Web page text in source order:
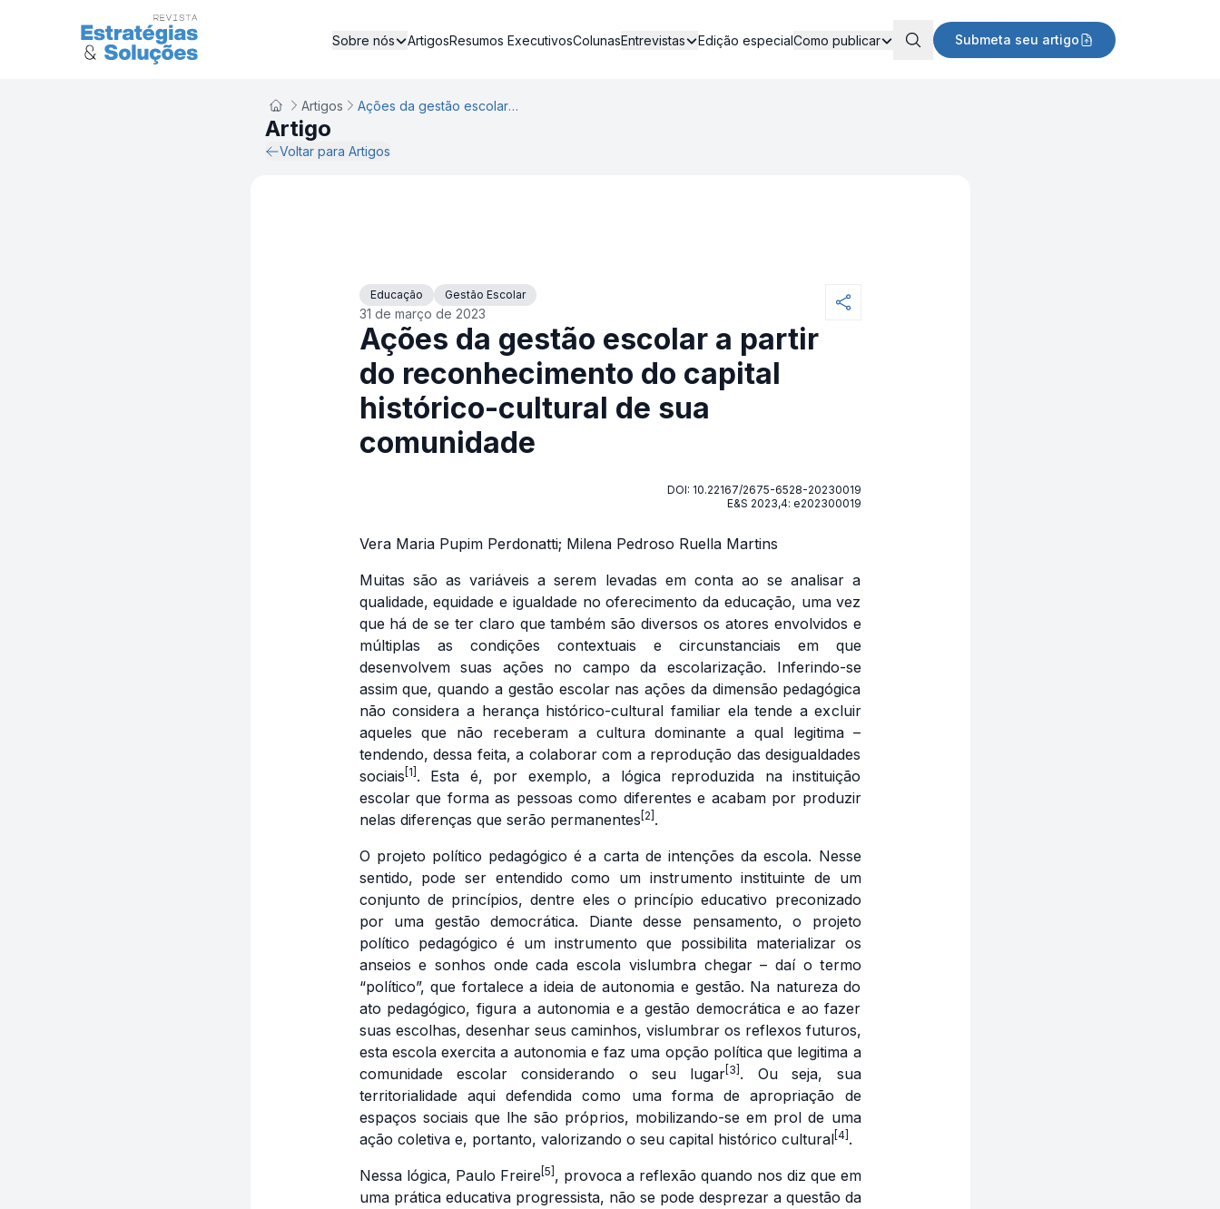
Sobre nós ArtigosResumos ExecutivosColunasEntrevistas Edição especialComo publicar Submeta seu artigo
Artigos Ações da gestão escolar a partir do reconhecimento do capital histórico-cultural de sua comunidade
Artigo
Voltar para Artigos
Educação Gestão Escolar
31 de março de 2023
Ações da gestão escolar a partir
do reconhecimento do capital
histórico-cultural de sua
comunidade
DOI: 10.22167/2675-6528-20230019
E&S 2023,4: e202300019
Vera Maria Pupim Perdonatti; Milena Pedroso Ruella Martins
Muitas são as variáveis a serem levadas em conta ao se analisar a
qualidade, equidade e igualdade no oferecimento da educação, uma vez
que há de se ter claro que também são diversos os atores envolvidos e
múltiplas as condições contextuais e circunstanciais em que
desenvolvem suas ações no campo da escolarização. Inferindo-se
assim que, quando a gestão escolar nas ações da dimensão pedagógica
não considera a herança histórico-cultural familiar ela tende a excluir
aqueles que não receberam a cultura dominante a qual legitima –
tendendo, dessa feita, a colaborar com a reprodução das desigualdades
sociais [1] . Esta é, por exemplo, a lógica reproduzida na instituição
escolar que forma as pessoas como diferentes e acabam por produzir
nelas diferenças que serão permanentes [2] .
O projeto político pedagógico é a carta de intenções da escola. Nesse
sentido, pode ser entendido como um instrumento instituinte de um
conjunto de princípios, dentre eles o princípio educativo preconizado
por uma gestão democrática. Diante desse pensamento, o projeto
político pedagógico é um instrumento que possibilita materializar os
anseios e sonhos onde cada escola vislumbra chegar – daí o termo
“político”, que fortalece a ideia de autonomia e gestão. Na natureza do
ato pedagógico, figura a autonomia e a gestão democrática e ao fazer
suas escolhas, desenhar seus caminhos, vislumbrar os reflexos futuros,
esta escola exercita a autonomia e faz uma opção política que legitima a
comunidade escolar considerando o seu lugar [3] . Ou seja, sua
territorialidade aqui defendida como uma forma de apropriação de
espaços sociais que lhe são próprios, mobilizando-se em prol de uma
ação coletiva e, portanto, valorizando o seu capital histórico cultural[4] .
Nessa lógica, Paulo Freire [5] , provoca a reflexão quando nos diz que em
uma prática educativa progressista, não se pode desprezar a questão da